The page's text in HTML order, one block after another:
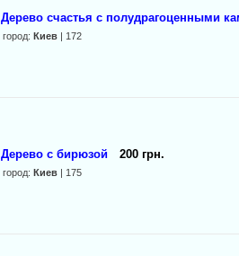
Дерево счастья с полудрагоценными
город: Киев| 172
Дерево с бирюзой 200 грн.
город: Киев| 175